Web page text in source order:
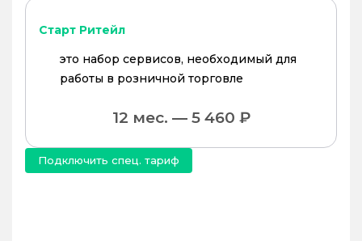
Старт Ритейл
это набор сервисов, необходимый для
работы в розничной торговле
12 мес. — 5 460 ₽
Подключить спец. тариф